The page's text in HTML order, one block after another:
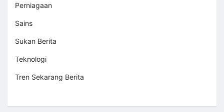
Perniagaan
Sains
Sukan Berita
Teknologi
Tren Sekarang Berita